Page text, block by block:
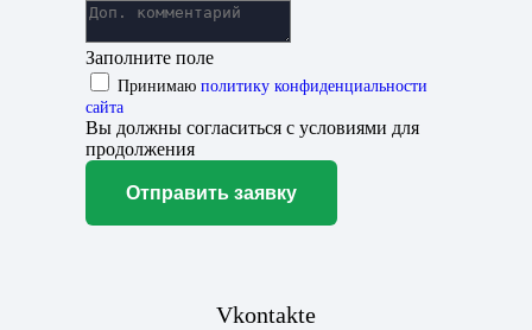
Заполните поле
Принимаю политику конфиденциальности
сайта
Вы должны согласиться с условиями для
продолжения
Отправить заявку
Vkontakte